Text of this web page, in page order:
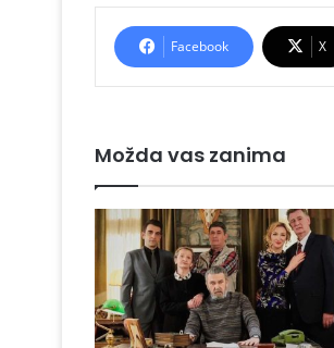
Facebook X
Možda vas zanima